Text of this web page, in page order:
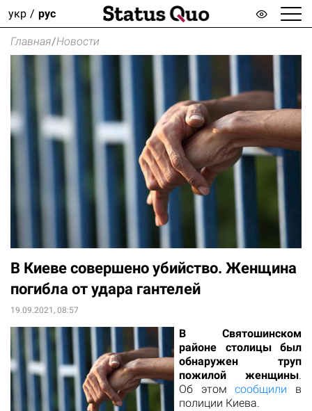
укр рус
Главная/Новости
В Киеве совершено убийство. Женщина
погибла от удара гантелей
19.09.2021, 08:57
В Святошинском
районе столицы был
обнаружен труп
пожилой женщины.
Об этомсообщили в
полиции Киева.